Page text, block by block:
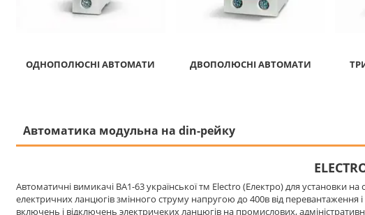
ОДНОПОЛЮСНІ АВТОМАТИ ДВОПОЛЮСНІ АВТОМАТИ
Автоматика модульна на din-рейку
Автоматичні вимикачі ВА1-63 української тм Electro (Електро) для установки
електричних ланцюгів змінного струму напругою до 400в від перевантаження
включень і відключень электричеких ланцюгів на промислових,